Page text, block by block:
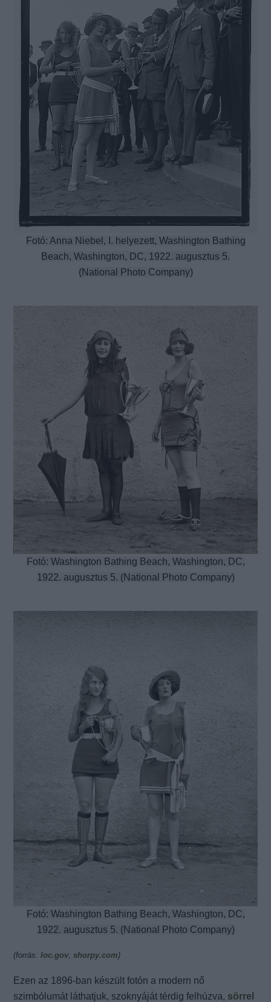
Fotó: Anna Niebel, I. helyezett, Washington Bathing
Beach, Washington, DC, 1922. augusztus 5.
(National Photo Company)
Fotó: Washington Bathing Beach, Washington, DC,
1922. augusztus 5. (National Photo Company)
Fotó: Washington Bathing Beach, Washington, DC,
1922. augusztus 5. (National Photo Company)
(forrás:loc.gov,shorpy.com)
Ezen az 1896-ban készült fotón a modern nő
szimbólumát láthatjuk, szoknyáját térdig felhúzva, sörrel